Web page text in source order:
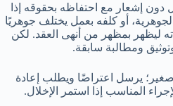
ترك العمل دون إشعار مع احتفاظه بحقوقه إذا
أو كلفه بعمل يختلف جوهريًا
بتصرفاته ليظهر بمظهر من أنهى العقد. لكن
ومطالبة سابقة.
صغير؛ يرسل اعتراضًا ويطلب إعادة
المناسب إذا استمر الإخلال.